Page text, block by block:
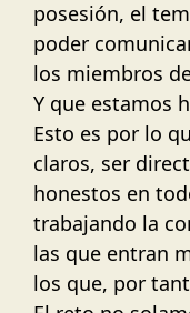
posesión, el
poder
los miembros
Y que estamos
Esto es por lo
claros, ser
honestos en
trabajando la
las que entran
los que, por